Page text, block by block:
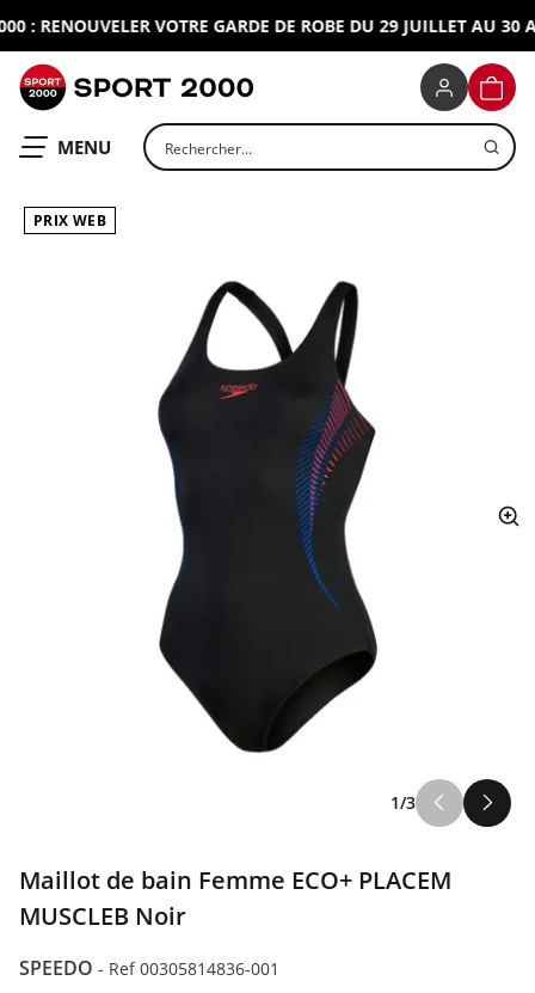
: RENOUVELER VOTRE GARDE DE ROBE DU 29 JUILLET AU 30
OUVRIR LE
MENU Rechercher un produit
PRIX WEB
1/3
Maillot de bain Femme ECO+ PLACEM
MUSCLEB Noir
SPEEDO - Ref 00305814836-001